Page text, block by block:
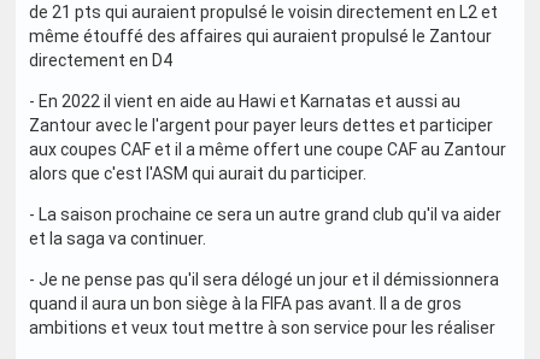
de 21 pts qui auraient propulsé le voisin directement en L2 et
même étouffé des affaires qui auraient propulsé le Zantour
directement en D4
- En 2022 il vient en aide au Hawi et Karnatas et aussi au
Zantour avec le l'argent pour payer leurs dettes et participer
aux coupes CAF et il a même offert une coupe CAF au Zantour
alors que c'est l'ASM qui aurait du participer.
- La saison prochaine ce sera un autre grand club qu'il va aider
et la saga va continuer.
- Je ne pense pas qu'il sera délogé un jour et il démissionnera
quand il aura un bon siège à la FIFA pas avant. Il a de gros
ambitions et veux tout mettre à son service pour les réaliser